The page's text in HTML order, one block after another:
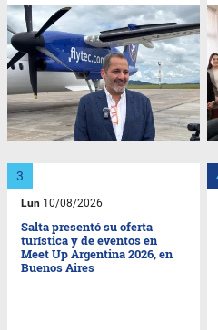
Lun 10/08/2026
Salta presentó su oferta
turística y de eventos en
Meet Up Argentina 2026, en
Buenos Aires